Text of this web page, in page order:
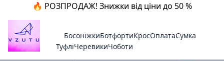
🔥 РОЗПРОДАЖ! Знижки від ціни до 50 %
БосоніжкиБотфортиКросОплатаСумка
ТуфліЧеревикиЧоботи